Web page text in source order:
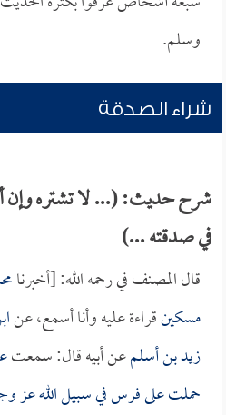
وسلم.
شراء الصدقة
شرح حديث: (... لا تشتره وإن
في صدقته ...)
قال المصنف في رحمه الله: [أخبرنا
مسكينقراءة عليه وأنا أسمع، عن
زيد بن أسلمعن أبيه قال: سمعت
حملت على فرس في سبيل الله عز